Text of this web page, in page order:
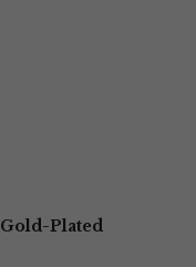
Plated